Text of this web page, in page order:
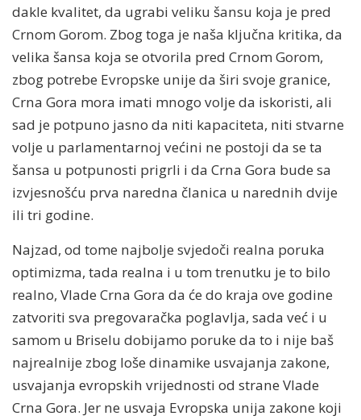
dakle kvalitet, da ugrabi veliku šansu koja je pred
Crnom Gorom. Zbog toga je naša ključna kritika, da
velika šansa koja se otvorila pred Crnom Gorom,
zbog potrebe Evropske unije da širi svoje granice,
Crna Gora mora imati mnogo volje da iskoristi, ali
sad je potpuno jasno da niti kapaciteta, niti stvarne
volje u parlamentarnoj većini ne postoji da se ta
šansa u potpunosti prigrli i da Crna Gora bude sa
izvjesnošću prva naredna članica u narednih dvije
ili tri godine.
Najzad, od tome najbolje svjedoči realna poruka
optimizma, tada realna i u tom trenutku je to bilo
realno, Vlade Crna Gora da će do kraja ove godine
zatvoriti sva pregovaračka poglavlja, sada već i u
samom u Briselu dobijamo poruke da to i nije baš
najrealnije zbog loše dinamike usvajanja zakone,
usvajanja evropskih vrijednosti od strane Vlade
Crna Gora. Jer ne usvaja Evropska unija zakone koji